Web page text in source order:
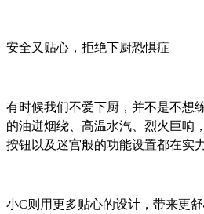
安全又贴心，拒绝下厨恐惧症
有时候我们不爱下厨，并不是不想
的油迸烟绕、高温水汽、烈火巨响
按钮以及迷宫般的功能设置都在实
小C则用更多贴心的设计，带来更舒